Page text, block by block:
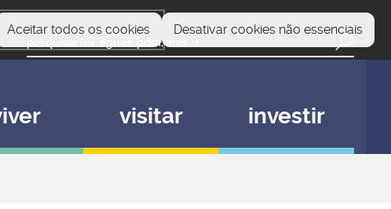
Aceitar todos os cookies Desativar cookies não essenciais
visitar investir